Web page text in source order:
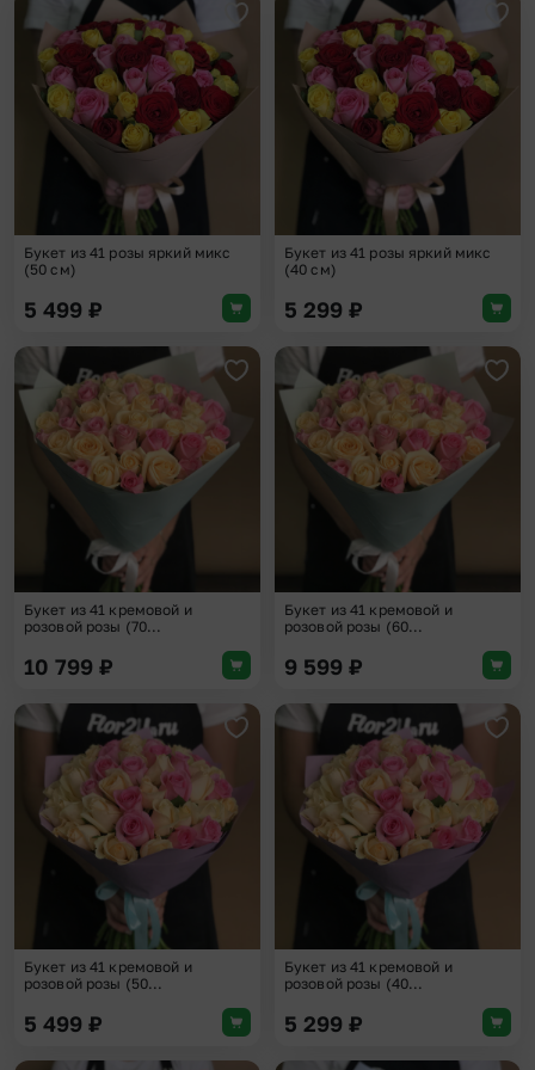
Добавить в избранное
Букет из 41 розы яркий микс
(50 см)
5 499 ₽
Букет из 41 розы яркий микс
(40 см)
5 299 ₽
Добавить в избранное
Букет из 41 кремовой и
розовой розы (70...
10 799 ₽
Букет из 41 кремовой и
розовой розы (60...
9 599 ₽
Добавить в избранное
Букет из 41 кремовой и
розовой розы (50...
5 499 ₽
Букет из 41 кремовой и
розовой розы (40...
5 299 ₽